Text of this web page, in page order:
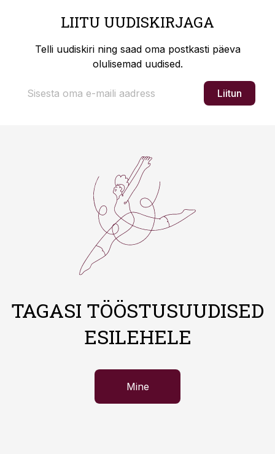
LIITU UUDISKIRJAGA
Telli uudiskiri ning saad oma postkasti päeva
olulisemad uudised.
Liitun
TAGASI TÖÖSTUSUUDISED
ESILEHELE
Mine